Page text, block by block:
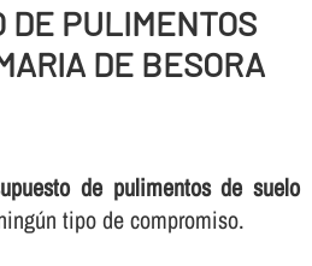
DE PULIMENTOS
DE BESORA
de pulimentos de suelo
tipo de compromiso.